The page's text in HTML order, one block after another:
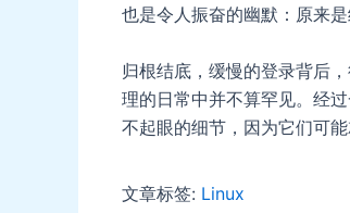
也是令人振奋的幽默：原来
归根结底，缓慢的登录背后
理的日常中并不算罕见。经
不起眼的细节，因为它们可
文章标签: Linux